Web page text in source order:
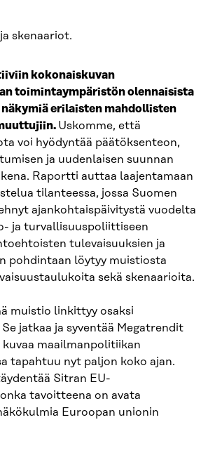
skenaariot.
kokonaiskuvan
toimintaympäristön olennaisista
erilaisten mahdollisten
Uskomme, että
voi hyödyntää päätöksenteon,
ja uudenlaisen suunnan
Raportti auttaa laajentamaan
tilanteessa, jossa Suomen
ajankohtaispäivitystä vuodelta
ja turvallisuuspoliittiseen
tulevaisuuksien ja
pohdintaan löytyy muistiosta
sekä skenaarioita.
muistio linkittyy osaksi
jatkaa ja syventää Megatrendit
maailmanpolitiikan
tapahtuu nyt paljon koko ajan.
Sitran EU-
tavoitteena on avata
Euroopan unionin